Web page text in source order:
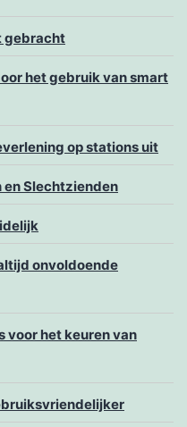
gebracht
het gebruik van smart
op stations uit
en Slechtzienden
onvoldoende
het keuren van